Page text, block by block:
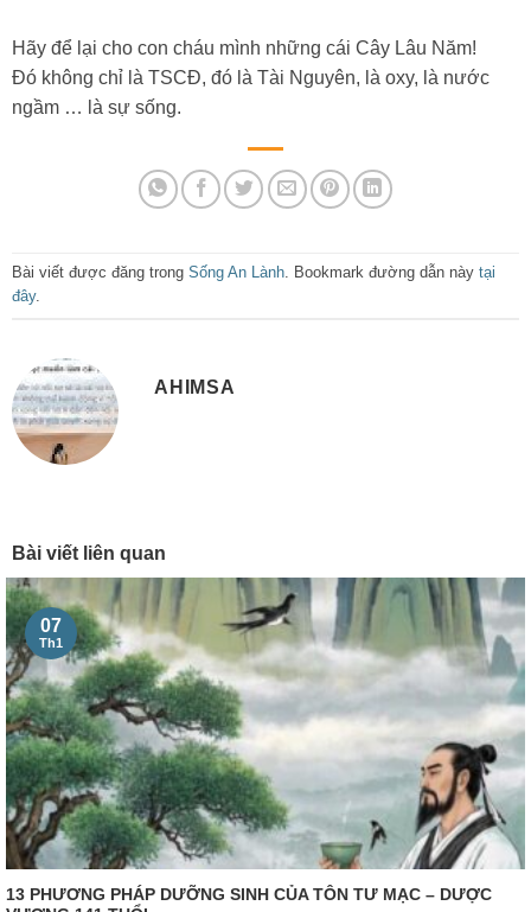
Hãy để lại cho con cháu mình những cái Cây Lâu Năm!
Đó không chỉ là TSCĐ, đó là Tài Nguyên, là oxy, là nước
ngầm … là sự sống.
Bài viết được đăng trong Sống An Lành. Bookmark đường dẫn này tại
đây.
AHIMSA
Bài viết liên quan
13 PHƯƠNG PHÁP DƯỠNG SINH CỦA TÔN TƯ MẠC – DƯỢC
07
Th1